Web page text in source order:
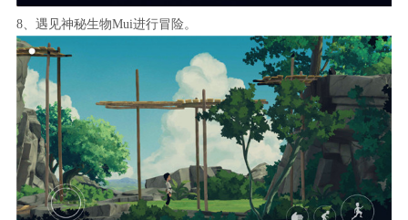
8、遇见神秘生物Mui进行冒险。